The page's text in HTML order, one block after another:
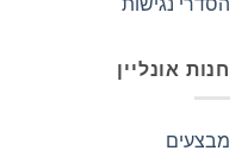
חנות אונליין
מבצעים